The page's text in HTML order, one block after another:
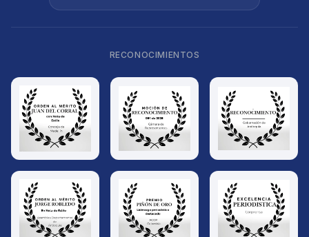
RECONOCIMIENTOS